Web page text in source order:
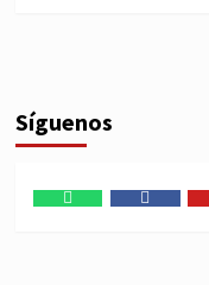
Síguenos